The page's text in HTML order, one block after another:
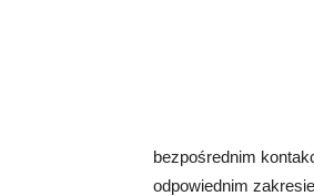
bezpośrednim
odpowiednim